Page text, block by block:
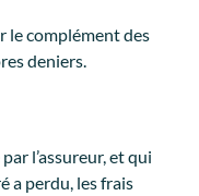
le complément des
deniers.
l’assureur, et qui
a perdu, les frais